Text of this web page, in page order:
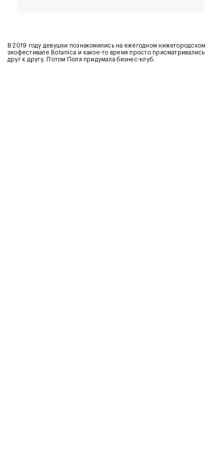
В 2019 году девушки познакомились на ежегодном нижегородском
экофестивале Botanica и какое-то время просто присматривались
друг к другу. Потом Поля придумала бизнес-клуб.